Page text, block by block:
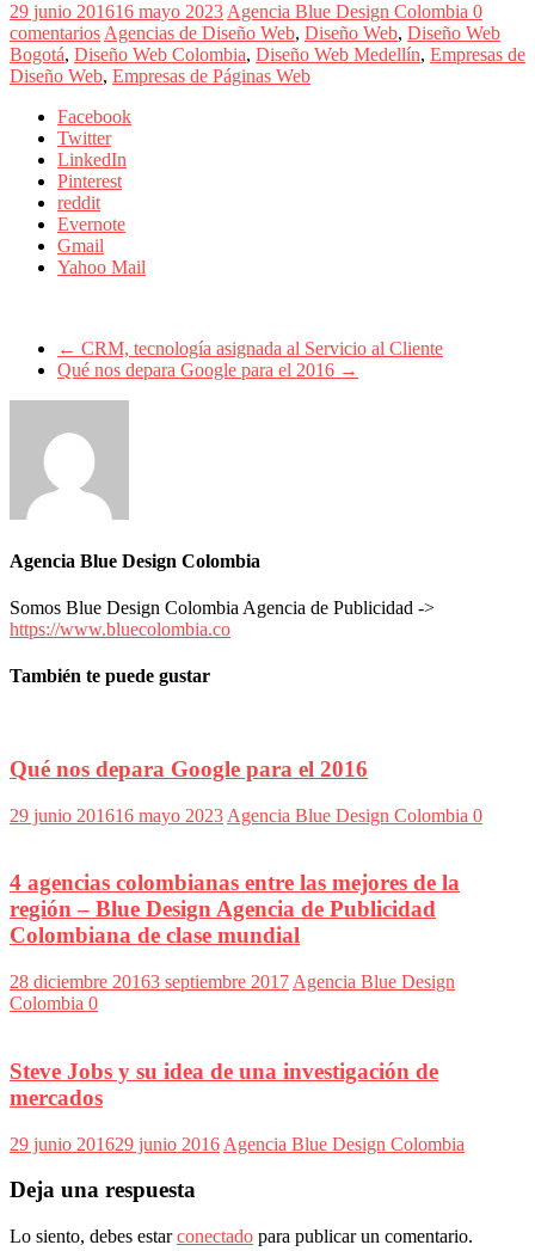
Publicidad,
Mercadeo
y
Medios
Agencia
Blue
Design
Colombia
filiales
Una
mirada
versátil
Marketing
LATAM
|
social
de
Interactivo,
Campañas
Publicitarias,
Agencias,
Empresas,
Tendencias,
Trendings,
Dinero,
Economía,
Web,
Móviles,
Estrategias
Publicitarias,
Alianzas,
Innovación,
Noticias,
Gente,
29 junio 201616 mayo 2023 Agencia Blue Design Colombia 0
comentarios Agencias de Diseño Web, Diseño Web, Diseño Web
Bogotá, Diseño Web Colombia, Diseño Web Medellín, Empresas de
Diseño Web, Empresas de Páginas Web
Facebook
Twitter
LinkedIn
Pinterest
reddit
Evernote
Gmail
Yahoo Mail
← CRM, tecnología asignada al Servicio al Cliente
Qué nos depara Google para el 2016 →
Agencia Blue Design Colombia
Somos Blue Design Colombia Agencia de Publicidad ->
https://www.bluecolombia.co
También te puede gustar
Qué nos depara Google para el 2016
29 junio 201616 mayo 2023 Agencia Blue Design Colombia 0
4 agencias colombianas entre las mejores de la
región – Blue Design Agencia de Publicidad
Colombiana de clase mundial
28 diciembre 20163 septiembre 2017 Agencia Blue Design
Colombia 0
Steve Jobs y su idea de una investigación de
mercados
29 junio 201629 junio 2016 Agencia Blue Design Colombia
Deja una respuesta
Lo siento, debes estarconectado para publicar un comentario.